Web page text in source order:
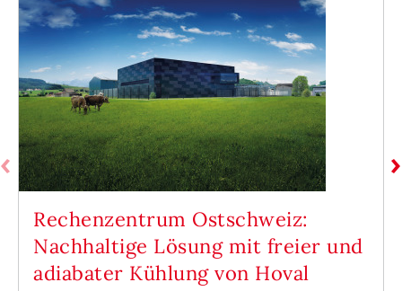
Rechenzentrum Ostschweiz:
Nachhaltige Lösung mit freier und
adiabater Kühlung von Hoval